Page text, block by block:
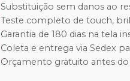
Substituição sem danos ao
Teste completo de touch,
Garantia de 180 dias na tela
Coleta e entrega via Sedex
Orçamento gratuito antes do